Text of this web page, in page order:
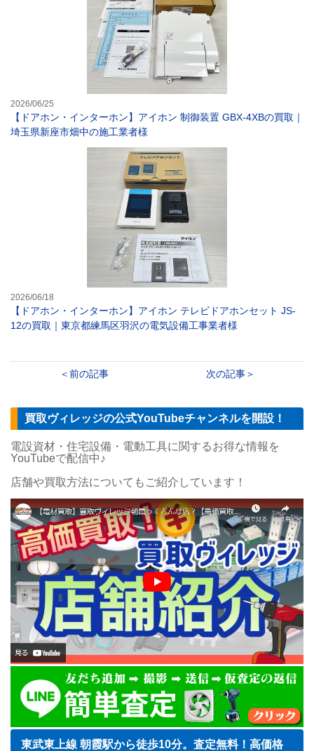
2026/06/25
【ドアホン・インターホン】アイホン 制御装置 GBX-4XBの買取｜
埼玉県新座市畑中の施工業者様
2026/06/18
【ドアホン・インターホン】アイホン テレビドアホンセット JS-
12の買取｜東京都練馬区羽沢の電気設備工事業者様
前の記事 次の記事
買取ヴィレッジの公式YouTubeチャンネルを開設！
電設資材・住宅設備・電動工具に関するお得な情報を
YouTubeで配信中♪
店舗や買取方法についてもご紹介しています！
東武東上線 朝霞駅から徒歩10分。査定無料！高価格